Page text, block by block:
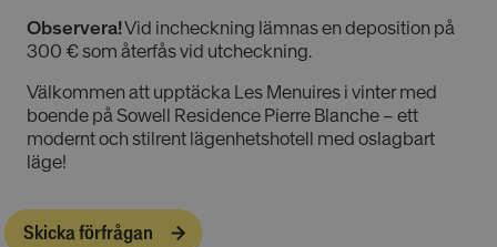
Observera!Vid incheckning lämnas en deposition på
300 € som återfås vid utcheckning.
Välkommen att upptäcka Les Menuires i vinter med
boende på Sowell Residence Pierre Blanche – ett
modernt och stilrent lägenhetshotell med oslagbart
läge!
Skicka förfrågan